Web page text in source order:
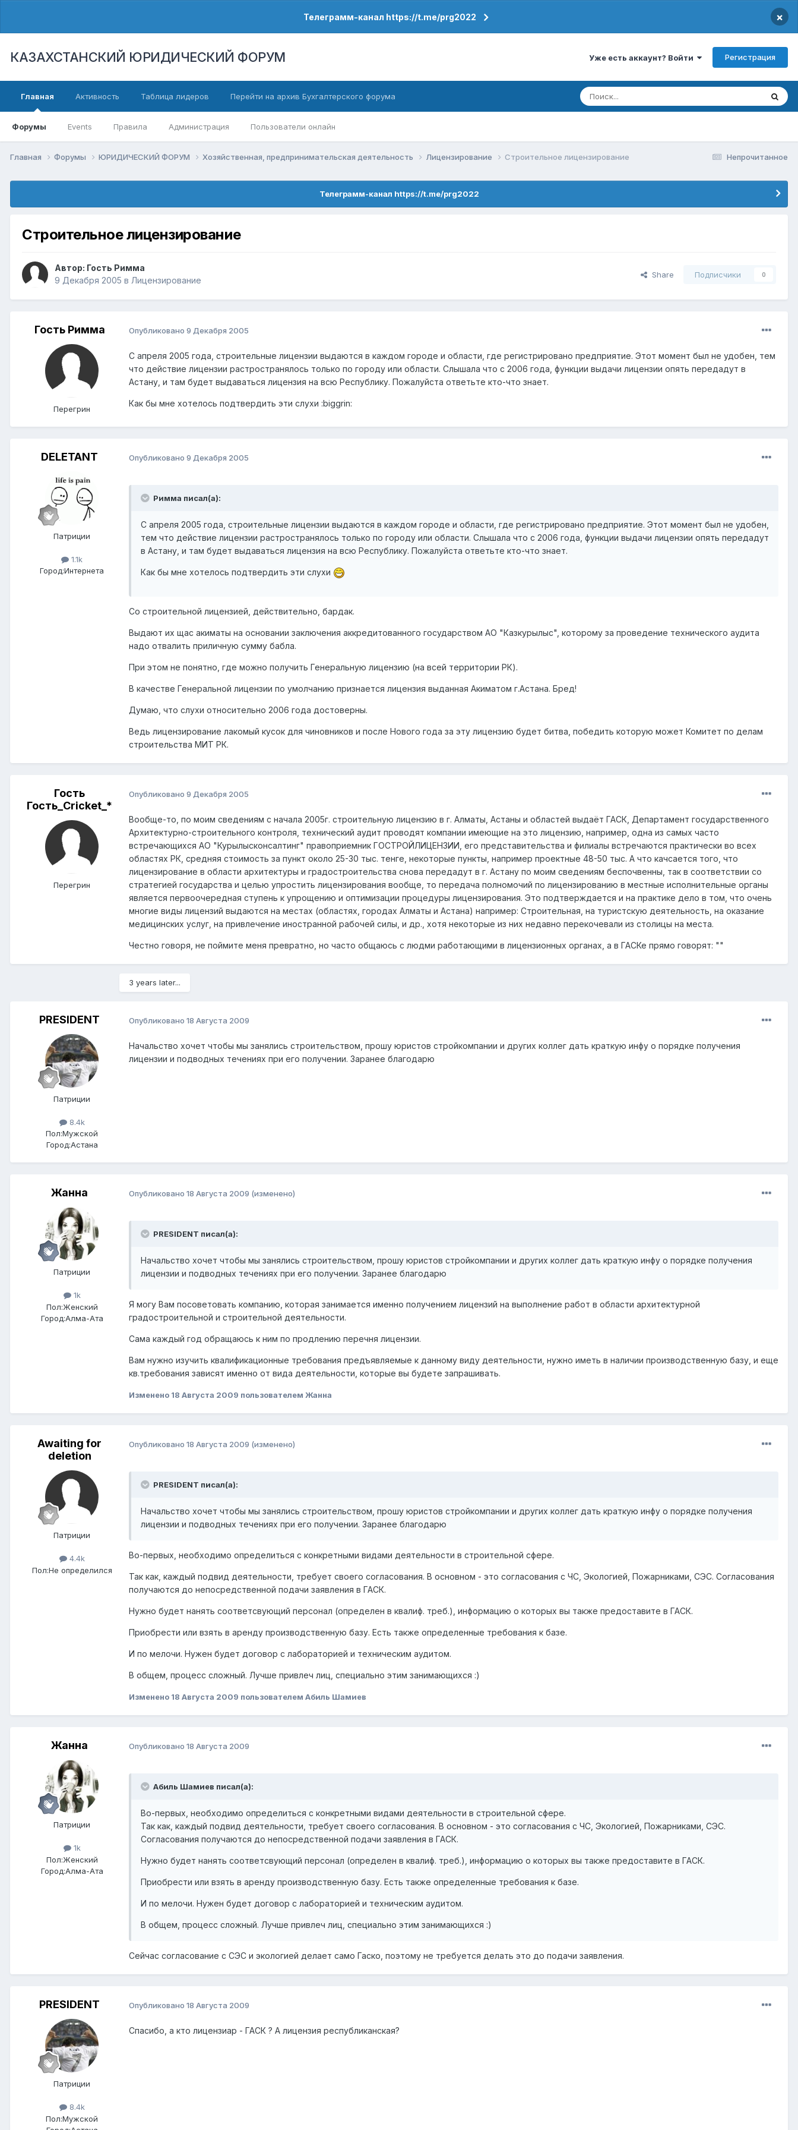
Телеграмм-канал https://t.me/prg2022 ×
КАЗАХСТАНСКИЙ ЮРИДИЧЕСКИЙ ФОРУМ Уже есть аккаунт? Войти Регистрация
Главная
Форумы Events Правила Администрация Пользователи онлайн
Активность Таблица лидеров Перейти на архив Бухгалтерского форума
Непрочитанное
Главная Форумы ЮРИДИЧЕСКИЙ ФОРУМ Хозяйственная, предпринимательская деятельность Лицензирование Строительное лицензирование
Телеграмм-канал https://t.me/prg2022
Строительное лицензирование
Автор: Гость Римма
9 Декабря 2005 в Лицензирование
Share Подписчики 0
Гость Римма
Перегрин
Опубликовано 9 Декабря 2005
С апреля 2005 года, строительные лицензии выдаются в каждом городе и области, где регистрировано предприятие. Этот момент был не удобен, тем
что действие лицензии растространялось только по городу или области. Слышала что с 2006 года, функции выдачи лицензии опять передадут в
Астану, и там будет выдаваться лицензия на всю Республику. Пожалуйста ответьте кто-что знает.
Как бы мне хотелось подтвердить эти слухи :biggrin:
DELETANT
Патриции
1.1k
Город:Интернета
Опубликовано 9 Декабря 2005
Римма писал(а):
С апреля 2005 года, строительные лицензии выдаются в каждом городе и области, где регистрировано предприятие. Этот момент был не удобен,
тем что действие лицензии растространялось только по городу или области. Слышала что с 2006 года, функции выдачи лицензии опять передадут
в Астану, и там будет выдаваться лицензия на всю Республику. Пожалуйста ответьте кто-что знает.
Как бы мне хотелось подтвердить эти слухи
Со строительной лицензией, действительно, бардак.
Выдают их щас акиматы на основании заключения аккредитованного государством АО "Казкурылыс", которому за проведение технического аудита
надо отвалить приличную сумму бабла.
При этом не понятно, где можно получить Генеральную лицензию (на всей территории РК).
В качестве Генеральной лицензии по умолчанию признается лицензия выданная Акиматом г.Астана. Бред!
Думаю, что слухи относительно 2006 года достоверны.
Ведь лицензирование лакомый кусок для чиновников и после Нового года за эту лицензию будет битва, победить которую может Комитет по делам
строительства МИТ РК.
Гость
Гость_Cricket_*
Перегрин
Опубликовано 9 Декабря 2005
Вообще-то, по моим сведениям с начала 2005г. строительную лицензию в г. Алматы, Астаны и областей выдаёт ГАСК, Департамент государственного
Архитектурно-строительного контроля, технический аудит проводят компании имеющие на это лицензию, например, одна из самых часто
встречающихся АО "Курылысконсалтинг" правоприемник ГОСТРОЙЛИЦЕНЗИИ, его представительства и филиалы встречаются практически во всех
областях РК, средняя стоимость за пункт около 25-30 тыс. тенге, некоторые пункты, например проектные 48-50 тыс. А что качсается того, что
лицензирование в области архитектуры и градостроительства снова передадут в г. Астану по моим сведениям беспочвенны, так в соответствии со
стратегией государства и целью упростить лицензирования вообще, то передача полномочий по лицензированию в местные исполнительные органы
является первоочередная ступень к упрощению и оптимизации процедуры лицензирования. Это подтверждается и на практике дело в том, что очень
многие виды лицензий выдаются на местах (областях, городах Алматы и Астана) например: Строительная, на туристскую деятельность, на оказание
медицинских услуг, на привлечение иностранной рабочей силы, и др., хотя некоторые из них недавно перекочевали из столицы на места.
Честно говоря, не поймите меня превратно, но часто общаюсь с людми работающими в лицензионных органах, а в ГАСКе прямо говорят: ""
3 years later...
PRESIDENT
Патриции
8.4k
Пол:Мужской
Город:Астана
Опубликовано 18 Августа 2009
Начальство хочет чтобы мы занялись строительством, прошу юристов стройкомпании и других коллег дать краткую инфу о порядке получения
лицензии и подводных течениях при его получении. Заранее благодарю
Жанна
Патриции
1k
Пол:Женский
Город:Алма-Ата
Опубликовано 18 Августа 2009 (изменено)
PRESIDENT писал(а):
Начальство хочет чтобы мы занялись строительством, прошу юристов стройкомпании и других коллег дать краткую инфу о порядке получения
лицензии и подводных течениях при его получении. Заранее благодарю
Я могу Вам посоветовать компанию, которая занимается именно получением лицензий на выполнение работ в области архитектурной
градостроительной и строительной деятельности.
Сама каждый год обращаюсь к ним по продлению перечня лицензии.
Вам нужно изучить квалификационные требования предъявляемые к данному виду деятельности, нужно иметь в наличии производственную базу, и еще
кв.требования зависят именно от вида деятельности, которые вы будете запрашивать.
Изменено 18 Августа 2009 пользователем Жанна
Awaiting for
deletion
Патриции
4.4k
Пол:Не определился
Опубликовано 18 Августа 2009 (изменено)
PRESIDENT писал(а):
Начальство хочет чтобы мы занялись строительством, прошу юристов стройкомпании и других коллег дать краткую инфу о порядке получения
лицензии и подводных течениях при его получении. Заранее благодарю
Во-первых, необходимо определиться с конкретными видами деятельности в строительной сфере.
Так как, каждый подвид деятельности, требует своего согласования. В основном - это согласования с ЧС, Экологией, Пожарниками, СЭС. Согласования
получаются до непосредственной подачи заявления в ГАСК.
Нужно будет нанять соответсвующий персонал (определен в квалиф. треб.), информацию о которых вы также предоставите в ГАСК.
Приобрести или взять в аренду производственную базу. Есть также определенные требования к базе.
И по мелочи. Нужен будет договор с лабораторией и техническим аудитом.
В общем, процесс сложный. Лучше привлеч лиц, специально этим занимающихся :)
Изменено 18 Августа 2009 пользователем Абиль Шамиев
Жанна
Патриции
1k
Пол:Женский
Город:Алма-Ата
Опубликовано 18 Августа 2009
Абиль Шамиев писал(а):
Во-первых, необходимо определиться с конкретными видами деятельности в строительной сфере.
Так как, каждый подвид деятельности, требует своего согласования. В основном - это согласования с ЧС, Экологией, Пожарниками, СЭС.
Согласования получаются до непосредственной подачи заявления в ГАСК.
Нужно будет нанять соответсвующий персонал (определен в квалиф. треб.), информацию о которых вы также предоставите в ГАСК.
Приобрести или взять в аренду производственную базу. Есть также определенные требования к базе.
И по мелочи. Нужен будет договор с лабораторией и техническим аудитом.
В общем, процесс сложный. Лучше привлеч лиц, специально этим занимающихся :)
Сейчас согласование с СЭС и экологией делает само Гаско, поэтому не требуется делать это до подачи заявления.
PRESIDENT
Патриции
8.4k
Пол:Мужской
Опубликовано 18 Августа 2009
Спасибо, а кто лицензиар - ГАСК ? А лицензия республиканская?